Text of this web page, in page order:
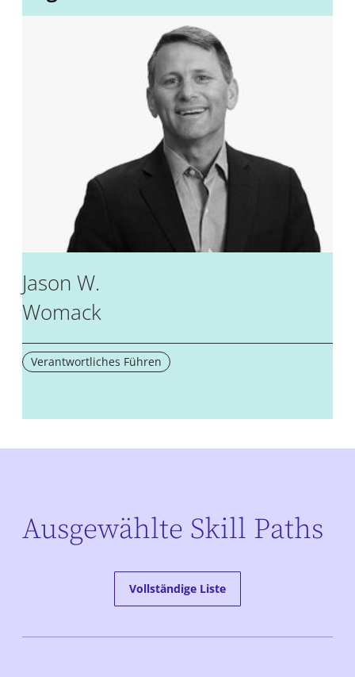
Jason W.
Womack
Verantwortliches Führen
Ausgewählte Skill Paths
Vollständige Liste